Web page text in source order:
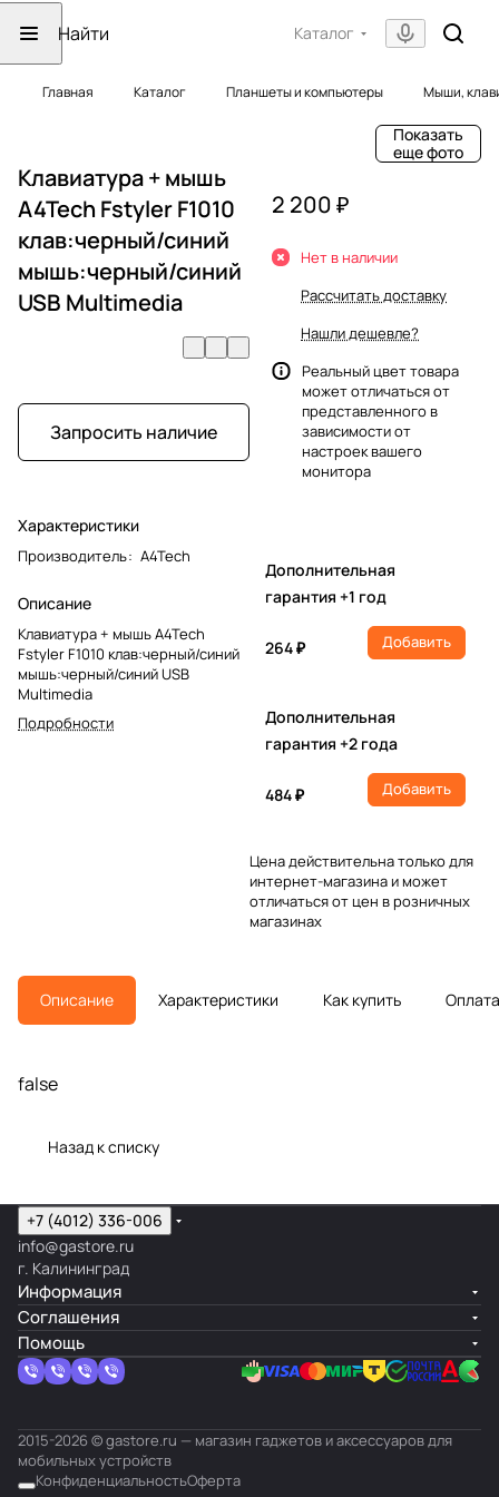
Каталог
Главная Каталог Планшеты и компьютеры Мыши,
Показать
еще фото
Клавиатура + мышь
A4Tech Fstyler F1010
клав:черный/синий
мышь:черный/синий
USB Multimedia
Запросить наличие
Характеристики
Производитель: A4Tech
Описание
Клавиатура + мышь A4Tech
Fstyler F1010 клав:черный/синий
мышь:черный/синий USB
Multimedia
Подробности
2 200 ₽
Нет в наличии
Рассчитать доставку
Нашли дешевле?
Реальный цвет товара
может отличаться от
представленного в
зависимости от
настроек вашего
монитора
Дополнительная
гарантия +1 год
264 ₽ Добавить
Дополнительная
гарантия +2 года
484 ₽ Добавить
Цена действительна только для
интернет-магазина и может
отличаться от цен в розничных
магазинах
Описание Характеристики Как купить Оплата
false
Назад к списку
+7 (4012) 336-006
info@gastore.ru
г. Калининград
Информация
Соглашения
Помощь
2015-2026 © gastore.ru — магазин гаджетов и аксессуаров для
мобильных устройств
КонфиденциальностьОферта